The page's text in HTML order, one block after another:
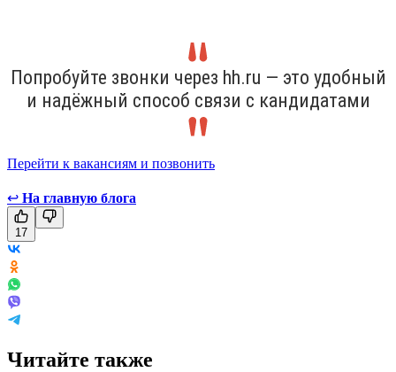
Попробуйте звонки через hh.ru — это удобный
и надёжный способ связи с кандидатами
Перейти к вакансиям и позвонить
↩ На главную блога
17
Читайте также